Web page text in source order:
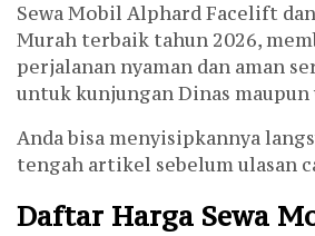
Sewa Mobil Alphard Facelift
Murah terbaik tahun 2026,
perjalanan nyaman dan aman
untuk kunjungan Dinas maupun
Anda bisa menyisipkannya
tengah artikel sebelum ulasan
Daftar Harga Sewa